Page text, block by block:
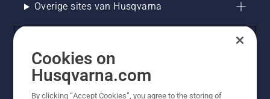
Overige sites van Husqvarna
Cookies on
Husqvarna.com
By clicking “Accept Cookies”, you agree to the storing of